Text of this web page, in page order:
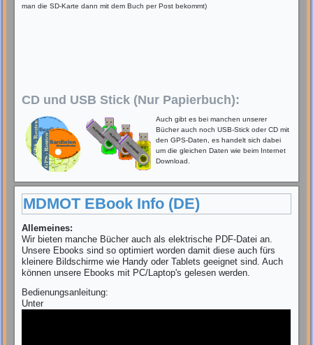
man die SD-Karte dann mit dem Buch per Post bekommt)
CD und USB Stick (Nur Papierbuch):
Auch gibt es bei manchen unserer
Bücher auch noch USB-Stick oder CD mit
den GPS-Daten, es handelt sich dabei
um die gleichen Daten wie beim Internet
Download.
MDMOT EBook Info (DE)
Allemeines:
Wir bieten manche Bücher auch als elektrische PDF-Datei an.
Unsere Ebooks sind so optimiert worden damit diese auch fürs
kleinere Bildschirme wie Handy oder Tablets geeignet sind. Auch
können unsere Ebooks mit PC/Laptop's gelesen werden.
Bedienungsanleitung:
Unter